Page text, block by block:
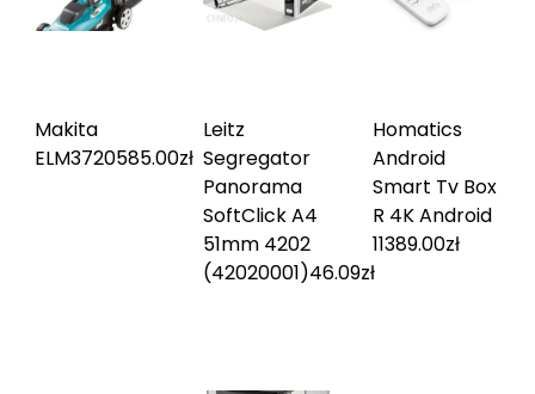
Makita
ELM3720585.00zł
Leitz
Segregator
Panorama
SoftClick A4
51mm 4202
(42020001)46.09zł
Homatics
Android
Smart Tv Box
R 4K Android
11389.00zł